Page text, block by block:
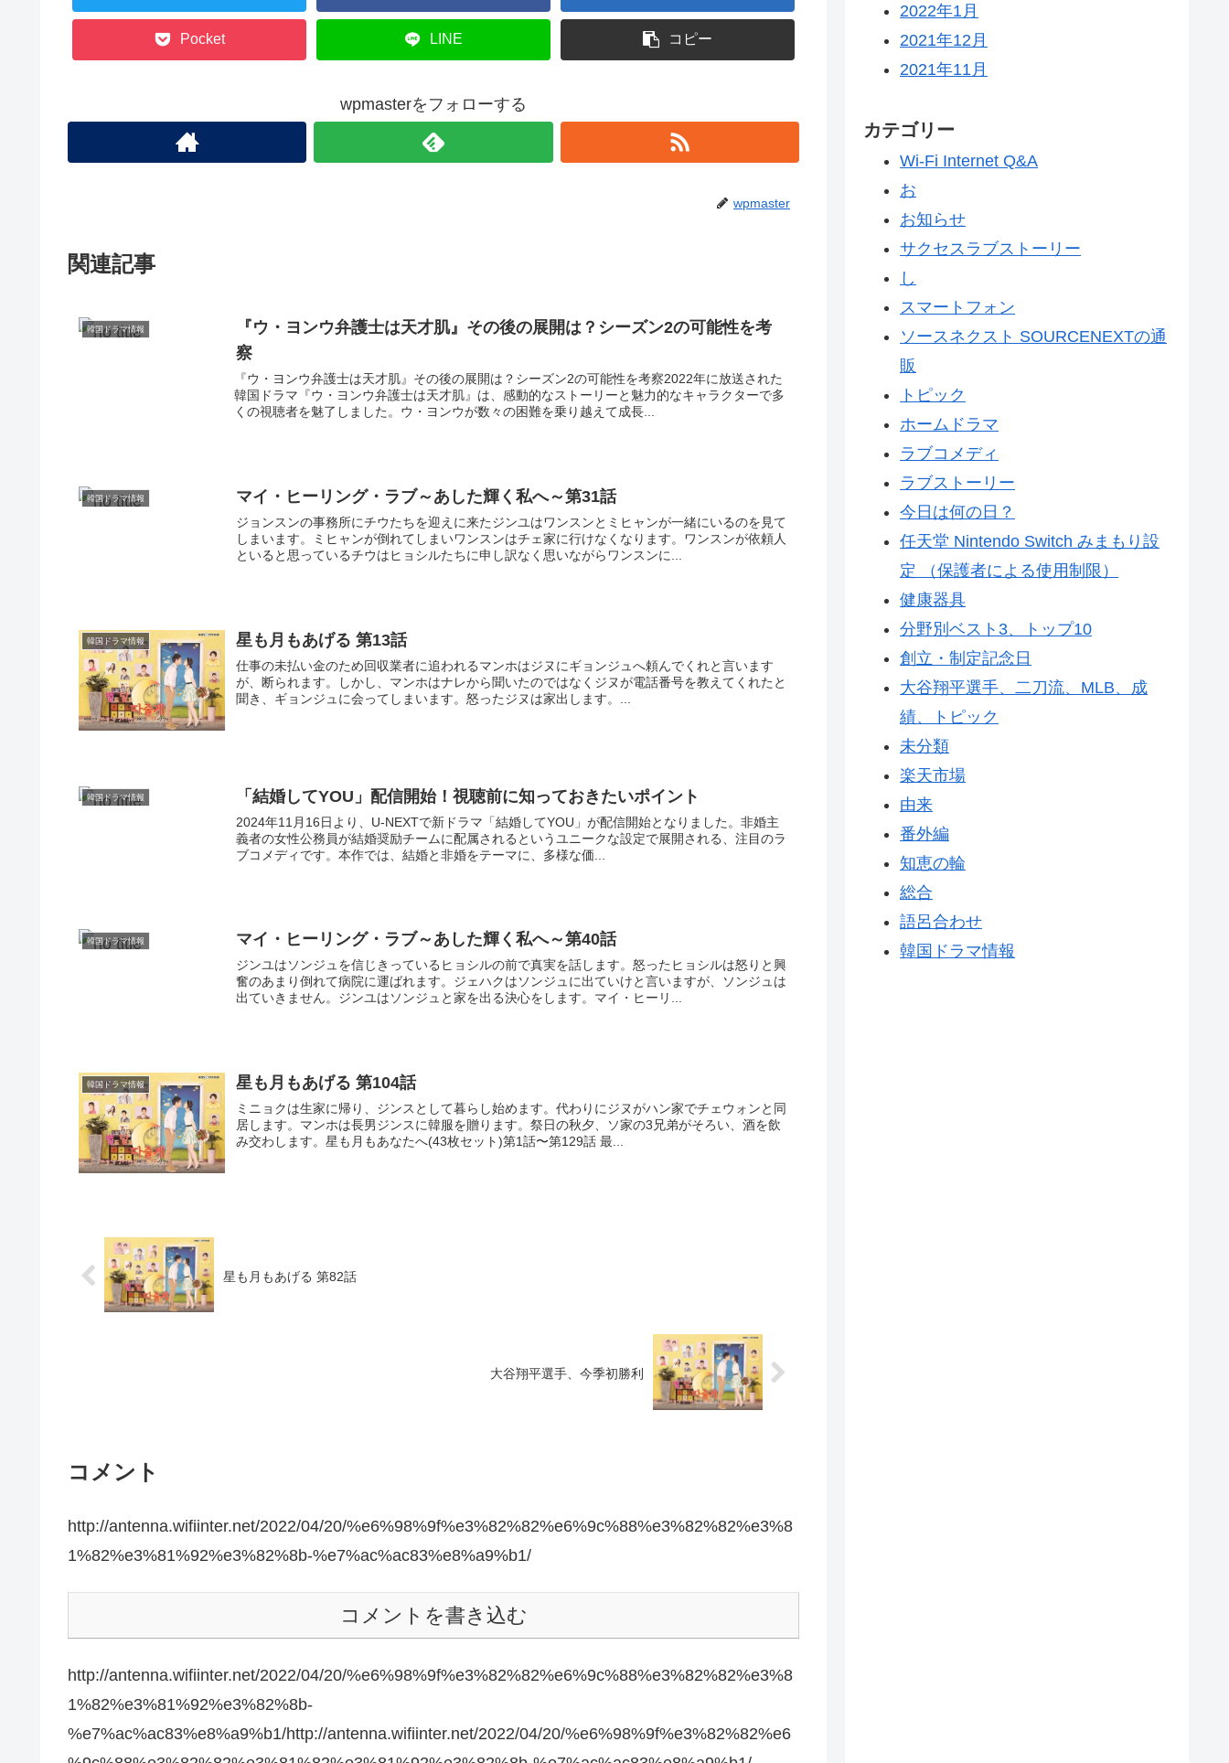
Pocket LINE コピー
wpmasterをフォローする
wpmaster
関連記事
韓国ドラマ情報
『ウ・ヨンウ弁護士は天才肌』その後の展開は？シーズン2の可能性を考
察
『ウ・ヨンウ弁護士は天才肌』その後の展開は？シーズン2の可能性を考察2022年に放送された
韓国ドラマ『ウ・ヨンウ弁護士は天才肌』は、感動的なストーリーと魅力的なキャラクターで多
くの視聴者を魅了しました。ウ・ヨンウが数々の困難を乗り越えて成長...
韓国ドラマ情報 マイ・ヒーリング・ラブ～あした輝く私へ～第31話
ジョンスンの事務所にチウたちを迎えに来たジンユはワンスンとミヒャンが一緒にいるのを見て
しまいます。ミヒャンが倒れてしまいワンスンはチェ家に行けなくなります。ワンスンが依頼人
といると思っているチウはヒョシルたちに申し訳なく思いながらワンスンに...
韓国ドラマ情報 星も月もあげる 第13話
仕事の未払い金のため回収業者に追われるマンホはジヌにギョンジュへ頼んでくれと言います
が、断られます。しかし、マンホはナレから聞いたのではなくジヌが電話番号を教えてくれたと
聞き、ギョンジュに会ってしまいます。怒ったジヌは家出します。...
韓国ドラマ情報 「結婚してYOU」配信開始！視聴前に知っておきたいポイント
2024年11月16日より、U-NEXTで新ドラマ「結婚してYOU」が配信開始となりました。非婚主
義者の女性公務員が結婚奨励チームに配属されるというユニークな設定で展開される、注目のラ
ブコメディです。本作では、結婚と非婚をテーマに、多様な価...
韓国ドラマ情報 マイ・ヒーリング・ラブ～あした輝く私へ～第40話
ジンユはソンジュを信じきっているヒョシルの前で真実を話します。怒ったヒョシルは怒りと興
奮のあまり倒れて病院に運ばれます。ジェハクはソンジュに出ていけと言いますが、ソンジュは
出ていきません。ジンユはソンジュと家を出る決心をします。マイ・ヒーリ...
韓国ドラマ情報 星も月もあげる 第104話
ミニョクは生家に帰り、ジンスとして暮らし始めます。代わりにジヌがハン家でチェウォンと同
居します。マンホは長男ジンスに韓服を贈ります。祭日の秋夕、ソ家の3兄弟がそろい、酒を飲
み交わします。星も月もあなたへ(43枚セット)第1話〜第129話 最...
星も月もあげる 第82話
大谷翔平選手、今季初勝利
コメント
http://antenna.wifiinter.net/2022/04/20/%e6%98%9f%e3%82%82%e6%9c%88%e3%82%82%e3%8
1%82%e3%81%92%e3%82%8b-%e7%ac%ac83%e8%a9%b1/
コメントを書き込む
http://antenna.wifiinter.net/2022/04/20/%e6%98%9f%e3%82%82%e6%9c%88%e3%82%82%e3%8
1%82%e3%81%92%e3%82%8b-
%e7%ac%ac83%e8%a9%b1/http://antenna.wifiinter.net/2022/04/20/%e6%98%9f%e3%82%82%e6
2022年1月
2021年12月
2021年11月
カテゴリー
Wi-Fi Internet Q&A
お
お知らせ
サクセスラブストーリー
し
スマートフォン
ソースネクスト SOURCENEXTの通
販
トピック
ホームドラマ
ラブコメディ
ラブストーリー
今日は何の日？
任天堂 Nintendo Switch みまもり設
定 （保護者による使用制限）
健康器具
分野別ベスト3、トップ10
創立・制定記念日
大谷翔平選手、二刀流、MLB、成
績、トピック
未分類
楽天市場
由来
番外編
知恵の輪
総合
語呂合わせ
韓国ドラマ情報